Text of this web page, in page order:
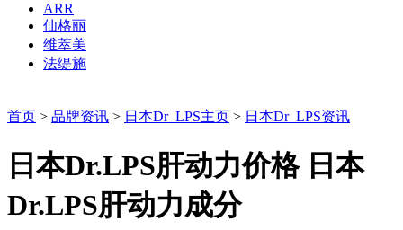
ARR
仙格丽
维萃美
法缇施
首页 > 品牌资讯 > 日本Dr_LPS主页 > 日本Dr_LPS资讯
日本Dr.LPS肝动力价格 日本
Dr.LPS肝动力成分